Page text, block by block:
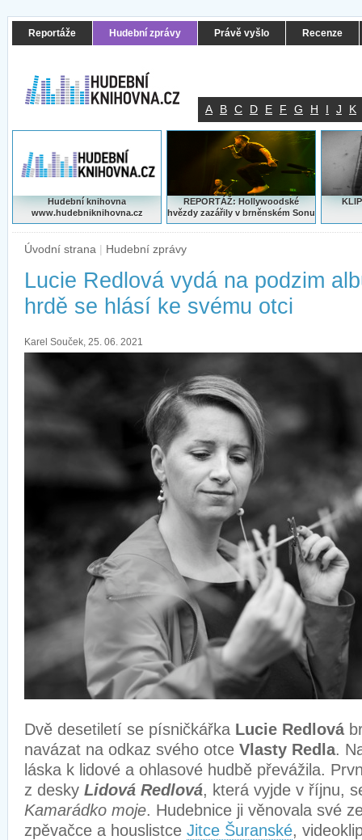
Reportáže Hudební zprávy Právě vyšlo Recenze
A B C D E F G H I J K
Hudební knihovna
www.hudebniknihovna.cz
REPORTÁŽ: Hollywoodské
hvězdy zazářily v brněnském Sonu
Úvodní strana | Hudební zprávy
Lucie Redlová vydá na podzim
hrdě se hlásí ke svému otci
Karel Souček, 25. 06. 2021
Dvě desetiletí se písničkářka Lucie Redlová
navázat na odkaz svého otce Vlasty Redla.
láska k lidové a ohlasové hudbě převážila.
z desky Lidová Redlová, která vyjde v říjnu,
Kamarádko moje. Hudebnice ji věnovala své
zpěvačce a houslistce Jitce Šuranské,